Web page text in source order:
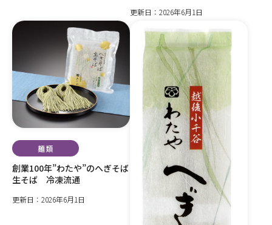
更新日：2026年6月1日
麺類
創業100年”わたや”のへぎそば
生そば 冷凍流通
更新日：2026年6月1日